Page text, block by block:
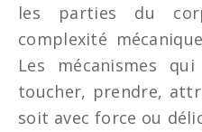
les parties du
complexité
Les mécanismes
toucher, prendre,
soit avec force ou